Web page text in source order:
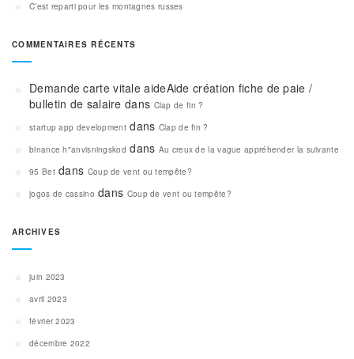
C’est reparti pour les montagnes russes
COMMENTAIRES RÉCENTS
Demande carte vitale aideAide création fiche de paie /
bulletin de salaire dans Clap de fin ?
startup app developmentdans Clap de fin ?
binance h"anvisningskod dans Au creux de la vague appréhender la suivante
95 Betdans Coup de vent ou tempête?
jogos de cassino dans Coup de vent ou tempête?
ARCHIVES
juin 2023
avril 2023
février 2023
décembre 2022